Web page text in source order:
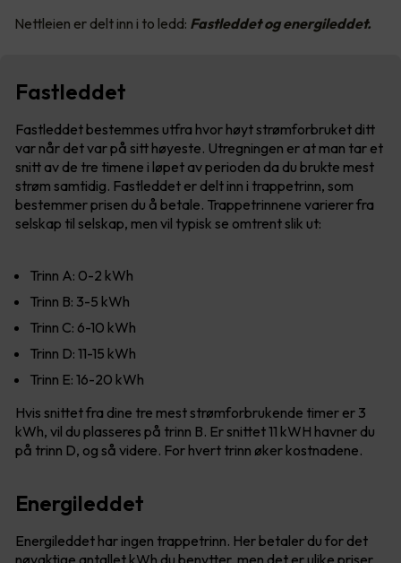
Nettleien er delt inn i to ledd: Fastleddet og energileddet.
Fastleddet
Fastleddet bestemmes utfra hvor høyt strømforbruket ditt
var når det var på sitt høyeste. Utregningen er at man tar et
snitt av de tre timene i løpet av perioden da du brukte mest
strøm samtidig. Fastleddet er delt inn i trappetrinn, som
bestemmer prisen du å betale. Trappetrinnene varierer fra
selskap til selskap, men vil typisk se omtrent slik ut:
Trinn A: 0-2 kWh
Trinn B: 3-5 kWh
Trinn C: 6-10 kWh
Trinn D: 11-15 kWh
Trinn E: 16-20 kWh
Hvis snittet fra dine tre mest strømforbrukende timer er 3
kWh, vil du plasseres på trinn B. Er snittet 11 kWH havner du
på trinn D, og så videre. For hvert trinn øker kostnadene.
Energileddet
Energileddet har ingen trappetrinn. Her betaler du for det
nøyaktige antallet kWh du benytter, men det er ulike priser